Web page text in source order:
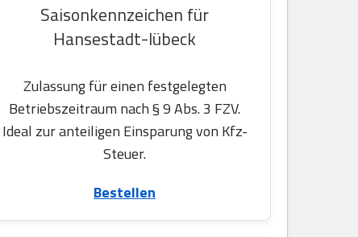
Saisonkennzeichen für
Hansestadt-lübeck
Zulassung für einen festgelegten
Betriebszeitraum nach § 9 Abs. 3 FZV.
Ideal zur anteiligen Einsparung von Kfz-
Steuer.
Bestellen